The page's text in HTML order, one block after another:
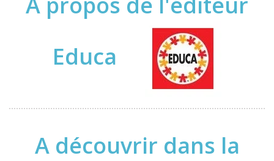
Educa
A découvrir dans la